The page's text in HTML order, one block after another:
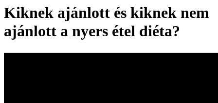
Kiknek ajánlott és kiknek nem
ajánlott a nyers étel diéta?